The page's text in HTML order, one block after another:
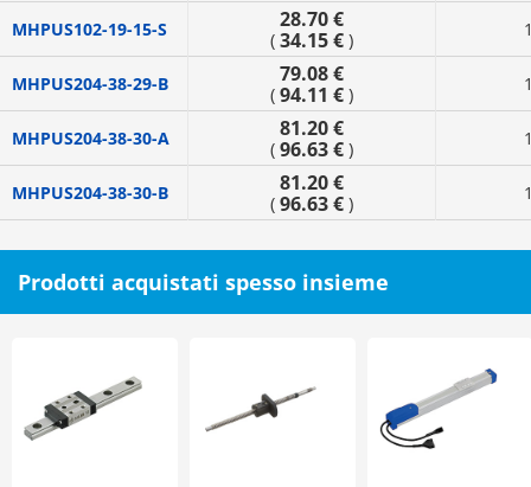
MHPUS102-19-15-S 28.70 €
( 34.15 € )
MHPUS204-38-29-B 79.08 €
( 94.11 € )
MHPUS204-38-30-A 81.20 €
( 96.63 € )
MHPUS204-38-30-B 81.20 €
( 96.63 € )
Prodotti acquistati spesso insieme